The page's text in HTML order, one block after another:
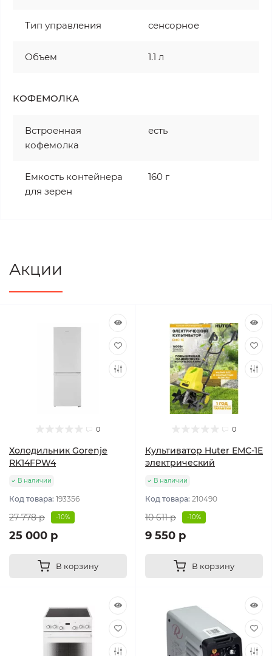
Тип управления сенсорное
Объем 1.1 л
КОФЕМОЛКА
Встроенная
кофемолка
есть
Емкость контейнера
для зерен
160 г
Акции
0
Холодильник Gorenje
RK14FPW4
В наличии
Код товара: 193356
27 778 р -10%
25 000 р
В корзину
0
Культиватор Huter ЕМС-1E
электрический
В наличии
Код товара: 210490
10 611 р -10%
9 550 р
В корзину